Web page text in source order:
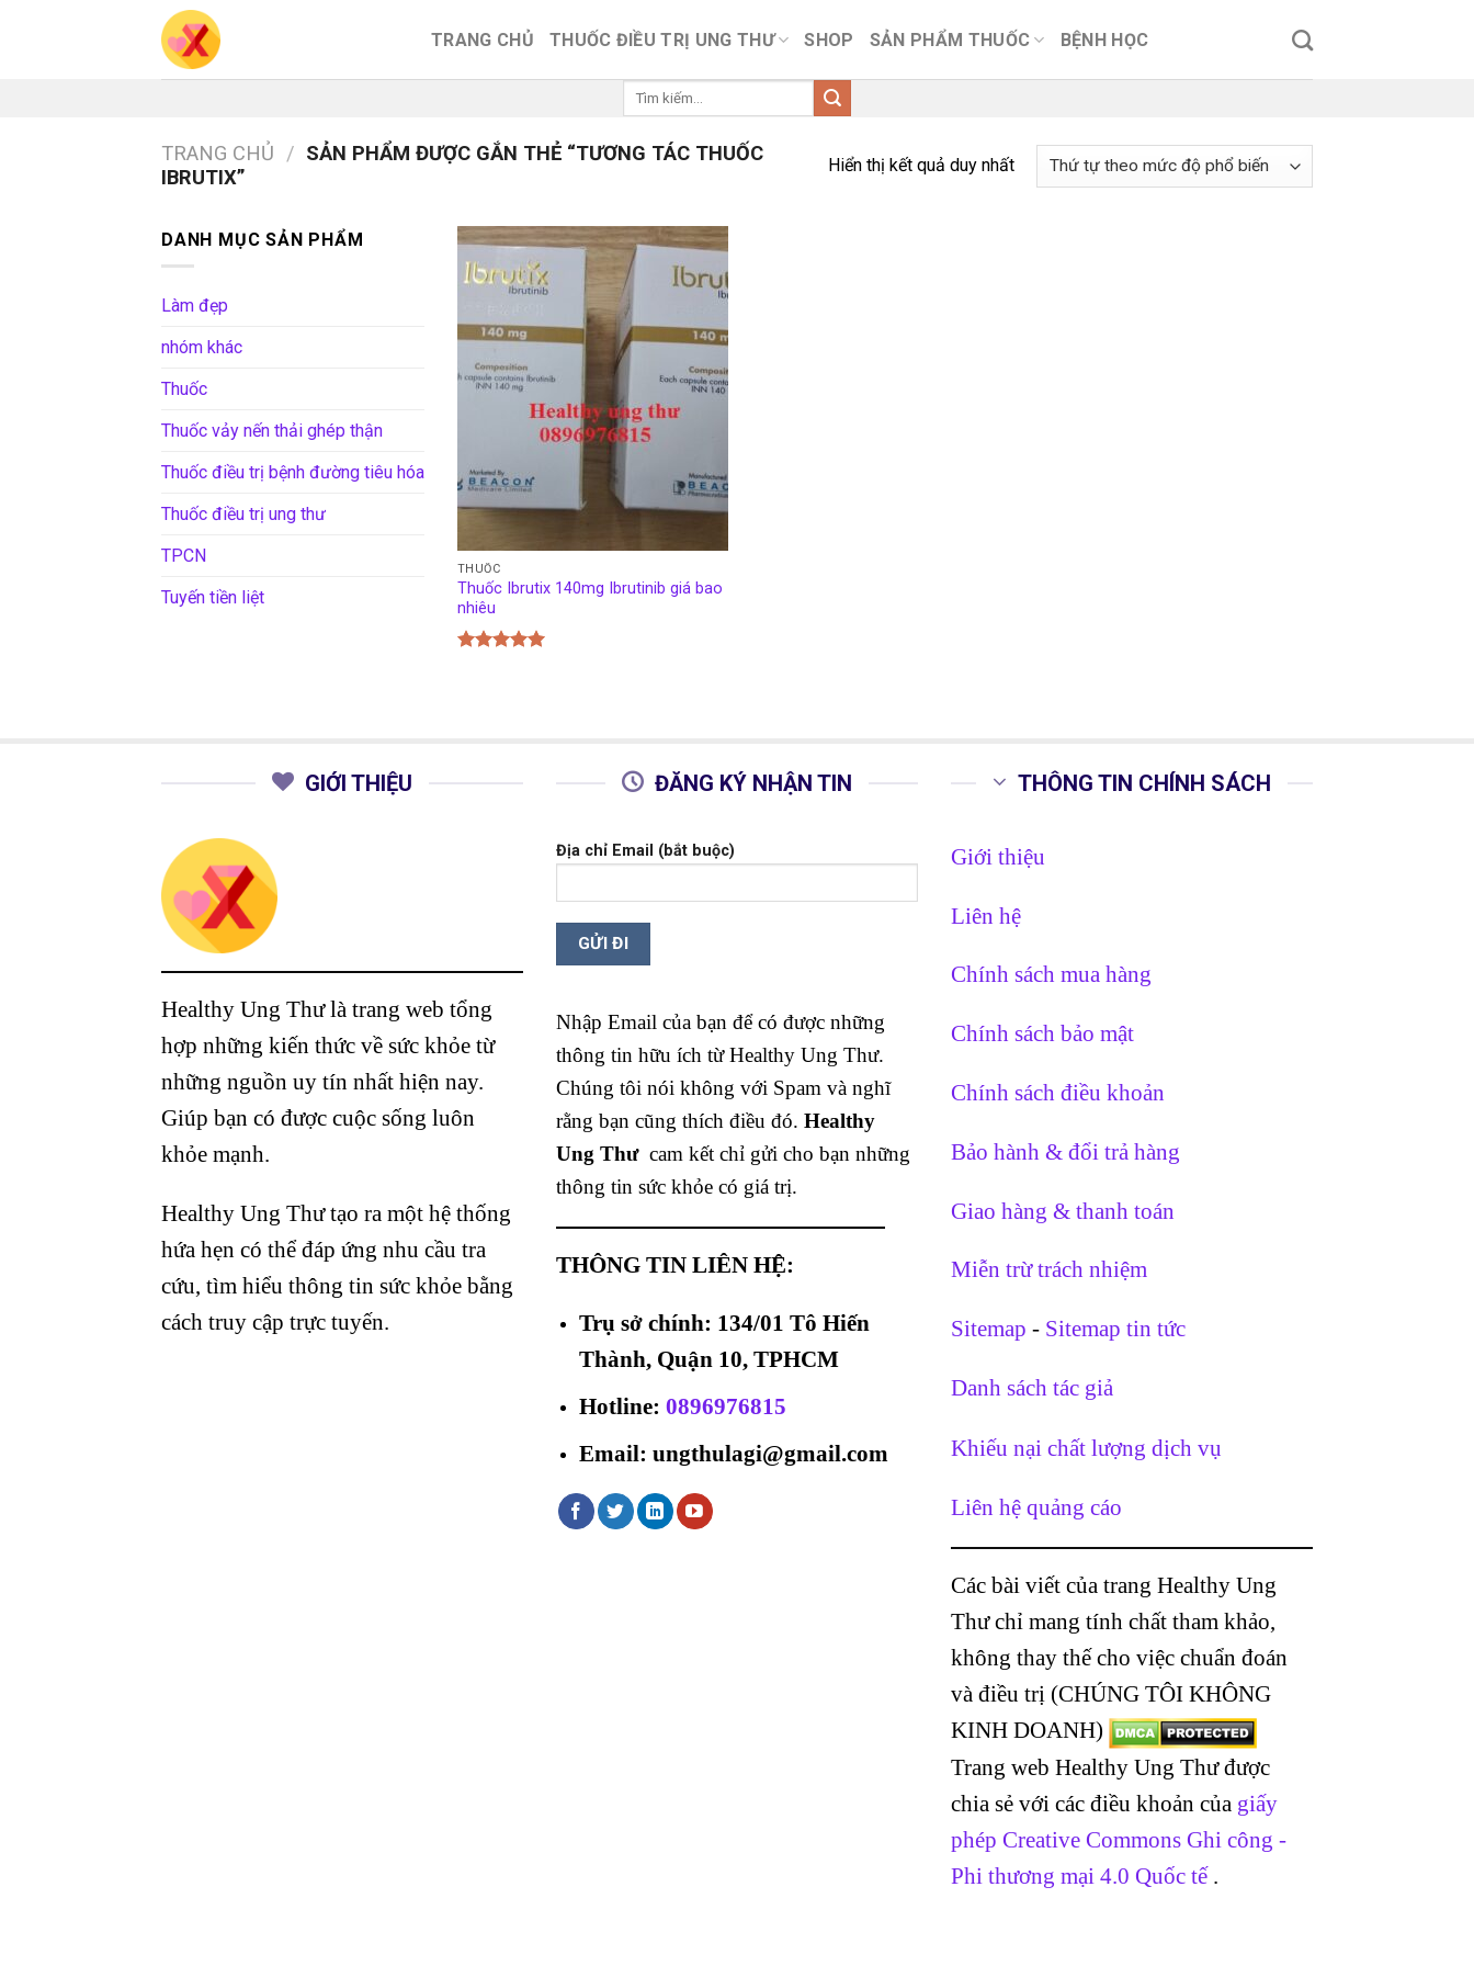
TRANG CHỦ THUỐC ĐIỀU TRỊ UNG THƯ SHOP SẢN PHẨM THUỐC BỆNH HỌC
Tìm
TRANG CHỦ / SẢN PHẨM ĐƯỢC GẮN THẺ “TƯƠNG TÁC THUỐC
IBRUTIX”
Hiển thị kết quả duy nhất
DANH MỤC SẢN PHẨM
Làm đẹp
nhóm khác
Thuốc
Thuốc vảy nến thải ghép thận
Thuốc điều trị bệnh đường tiêu hóa
Thuốc điều trị ung thư
TPCN
Tuyến tiền liệt
THUỐC
Thuốc Ibrutix 140mg Ibrutinib giá bao
nhiêu
GIỚI THIỆU
Healthy Ung Thư là trang web tổng
hợp những kiến thức về sức khỏe từ
những nguồn uy tín nhất hiện nay.
Giúp bạn có được cuộc sống luôn
khỏe mạnh.
Healthy Ung Thư tạo ra một hệ thống
hứa hẹn có thể đáp ứng nhu cầu tra
cứu, tìm hiểu thông tin sức khỏe bằng
cách truy cập trực tuyến.
ĐĂNG KÝ NHẬN TIN
Địa chỉ Email (bắt buộc)
Nhập Email của bạn để có được những
thông tin hữu ích từ Healthy Ung Thư.
Chúng tôi nói không với Spam và nghĩ
rằng bạn cũng thích điều đó. Healthy
Ung Thư cam kết chỉ gửi cho bạn những
thông tin sức khỏe có giá trị.
THÔNG TIN LIÊN HỆ:
Trụ sở chính: 134/01 Tô Hiến
Thành, Quận 10, TPHCM
Hotline: 0896976815
Email: ungthulagi@gmail.com
THÔNG TIN CHÍNH SÁCH
Giới thiệu
Liên hệ
Chính sách mua hàng
Chính sách bảo mật
Chính sách điều khoản
Bảo hành & đổi trả hàng
Giao hàng & thanh toán
Miễn trừ trách nhiệm
Sitemap - Sitemap tin tức
Danh sách tác giả
Khiếu nại chất lượng dịch vụ
Liên hệ quảng cáo
Các bài viết của trang Healthy Ung
Thư chỉ mang tính chất tham khảo,
không thay thế cho việc chuẩn đoán
và điều trị (CHÚNG TÔI KHÔNG
KINH DOANH)
Trang web Healthy Ung Thư được
chia sẻ với các điều khoản của giấy
phép Creative Commons Ghi công -
Phi thương mại 4.0 Quốc tế